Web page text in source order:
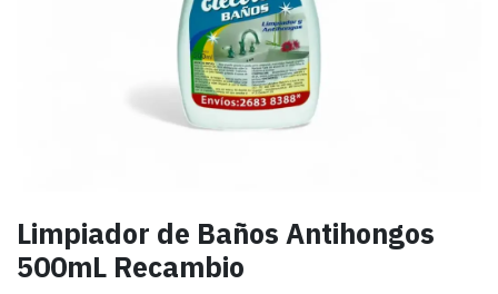
Limpiador de Baños Antihongos
500mL Recambio